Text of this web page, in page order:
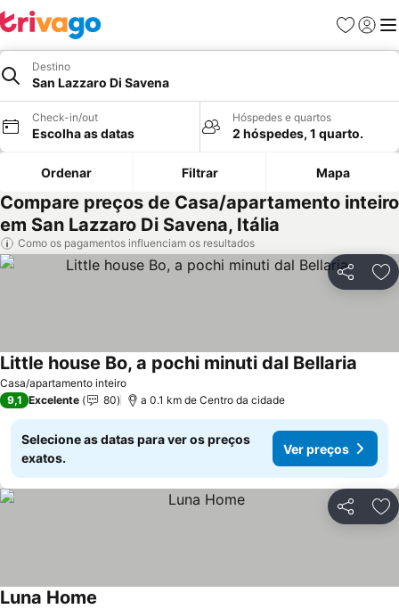
Favoritos
Iniciar
Destino
San Lazzaro Di Savena
Check-in/out
Escolha as datas
Hóspedes e quartos
2 hóspedes, 1 quarto.
Ordenar Filtrar Mapa
Compare preços de Casa/apartamento inteiro
em San Lazzaro Di Savena, Itália
Como os pagamentos influenciam os resultados
Partilhar
Casa/apartamento inteiro
Little house Bo, a pochi minuti dal Bellaria
9,1 Excelente 80 a 0.1 km de Centro da cidade
Selecione as datas para ver os preços
exatos.
Ver preços
Partilhar
Luna Home